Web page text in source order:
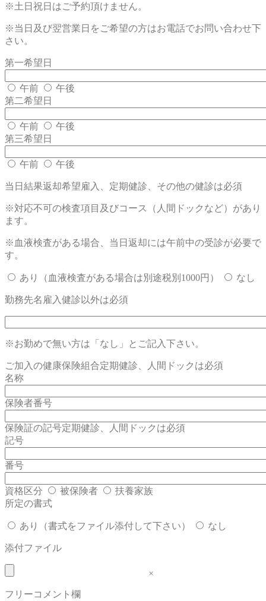
※土日祝日はご予約頂けません。
※当日及び翌営業日をご希望の方はお電話でお問い合わせ下
さい。
第一希望日
午前
午後
第二希望日
午前
午後
第三希望日
午前 午後
当日結果返却希望雇入、定期健診、その他の健診は必須
※対応不可の検査項目及びコース（人間ドックなど）があり
ます。
※血液検査がある場合、当日返却には午前中の受診が必要で
す。
あり（血液検査がある場合は別途税別1000円） なし
勤務先名 雇入健診以外は必須
※お勤めで無い方は「なし」とご記入下さい。
ご加入の健康保険組合定期健診、人間ドックは必須
名称
保険者番号
保険証の記号定期健診、人間ドックは必須
記号
番号
資格区分 被保険者
扶養家族
所定の書式
あり（書式をファイル添付して下さい） なし
添付ファイル
×
フリーコメント欄